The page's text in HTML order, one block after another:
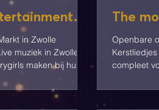
Zwolle
in Zwolle
muziek in Zwolle!
maken bij hun
Peugeot) heerlijke
smaaksensaties.
optreden bij hun
The
the
Openbare
compleet
boeken.